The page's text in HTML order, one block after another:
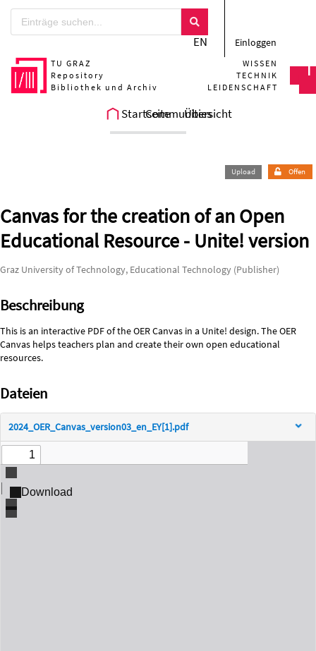
Zum Hauptteil springen
EN Einloggen
TU GRAZ
Repository
Bibliothek und Archiv
WISSEN
TECHNIK
LEIDENSCHAFT
StartseiteCommunities
Übersicht
Upload Offen
Canvas for the creation of an Open
Educational Resource - Unite! version
Graz University of Technology, Educational Technology (Publisher)
Beschreibung
This is an interactive PDF of the OER Canvas in a Unite! design. The OER
Canvas helps teachers plan and create their own open educational
resources.
Dateien
2024_OER_Canvas_version03_en_EY[1].pdf